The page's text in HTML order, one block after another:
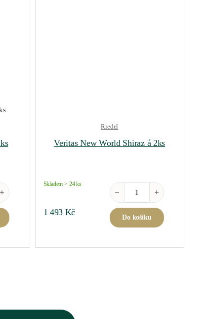
Blanc á 2ks množství
Riedel
Veritas New World Shiraz á 2ks
Skladem > 24 ks
1 493 Kč
Veritas New World Shiraz á 2ks
Do košíku